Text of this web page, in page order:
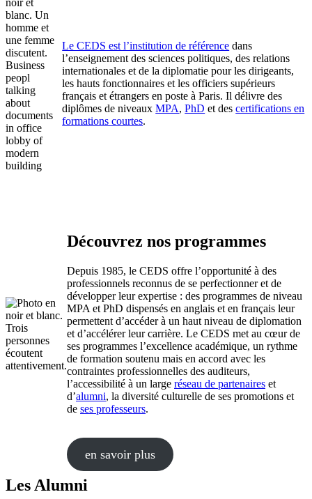
Business
peopl
talking
about
documents
in office
lobby of
modern
building
Le CEDS est l’institution de référence dans
l’enseignement des sciences politiques, des relations
internationales et de la diplomatie pour les dirigeants,
les hauts fonctionnaires et les officiers supérieurs
français et étrangers en poste à Paris. Il délivre des
diplômes de niveauxMPA,PhD et descertifications en
formations courtes.
Découvrez nos programmes
Depuis 1985, le CEDS offre l’opportunité à des
professionnels reconnus de se perfectionner et de
développer leur expertise : des programmes de niveau
MPA et PhD dispensés en anglais et en français leur
permettent d’accéder à un haut niveau de diplomation
et d’accélérer leur carrière. Le CEDS met au cœur de
ses programmes l’excellence académique, un rythme
de formation soutenu mais en accord avec les
contraintes professionnelles des auditeurs,
l’accessibilité à un large réseau de partenaires et
d’alumni, la diversité culturelle de ses promotions et
de ses professeurs.
en savoir plus
Les Alumni